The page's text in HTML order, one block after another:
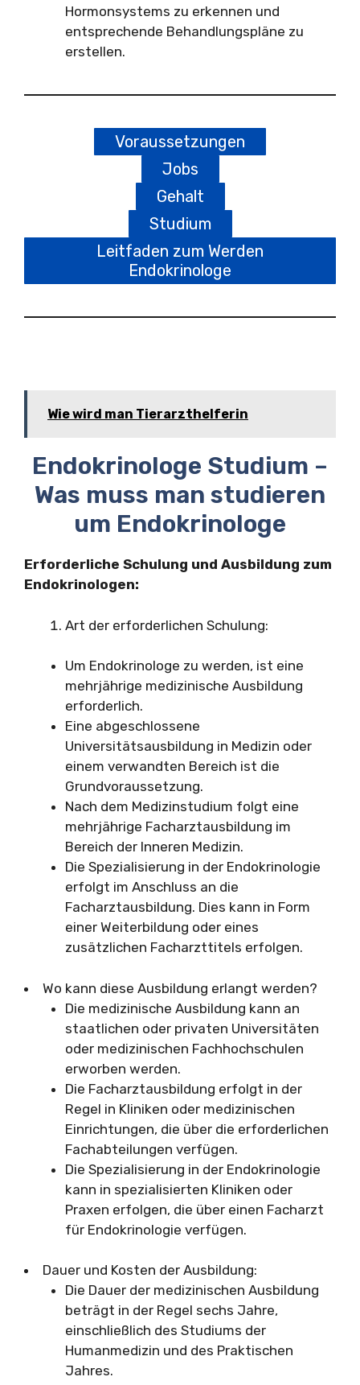
Hormonsystems zu erkennen und
entsprechende Behandlungspläne zu
erstellen.
Voraussetzungen
Jobs
Gehalt
Studium
Leitfaden zum Werden
Endokrinologe
Wie wird man Tierarzthelferin
Endokrinologe Studium –
Was muss man studieren
um Endokrinologe
Erforderliche Schulung und Ausbildung zum
Endokrinologen:
Art der erforderlichen Schulung:
Um Endokrinologe zu werden, ist eine
mehrjährige medizinische Ausbildung
erforderlich.
Eine abgeschlossene
Universitätsausbildung in Medizin oder
einem verwandten Bereich ist die
Grundvoraussetzung.
Nach dem Medizinstudium folgt eine
mehrjährige Facharztausbildung im
Bereich der Inneren Medizin.
Die Spezialisierung in der Endokrinologie
erfolgt im Anschluss an die
Facharztausbildung. Dies kann in Form
einer Weiterbildung oder eines
zusätzlichen Facharzttitels erfolgen.
Wo kann diese Ausbildung erlangt werden?
Die medizinische Ausbildung kann an
staatlichen oder privaten Universitäten
oder medizinischen Fachhochschulen
erworben werden.
Die Facharztausbildung erfolgt in der
Regel in Kliniken oder medizinischen
Einrichtungen, die über die erforderlichen
Fachabteilungen verfügen.
Die Spezialisierung in der Endokrinologie
kann in spezialisierten Kliniken oder
Praxen erfolgen, die über einen Facharzt
für Endokrinologie verfügen.
Dauer und Kosten der Ausbildung:
Die Dauer der medizinischen Ausbildung
beträgt in der Regel sechs Jahre,
einschließlich des Studiums der
Humanmedizin und des Praktischen
Jahres.